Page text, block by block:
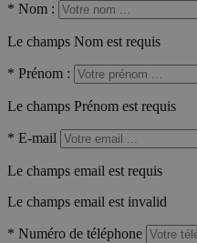
* Nom :
Le champs Nom est requis
* Prénom :
Le champs Prénom est requis
* E-mail
Le champs email est requis
Le champs email est invalid
* Numéro de téléphone